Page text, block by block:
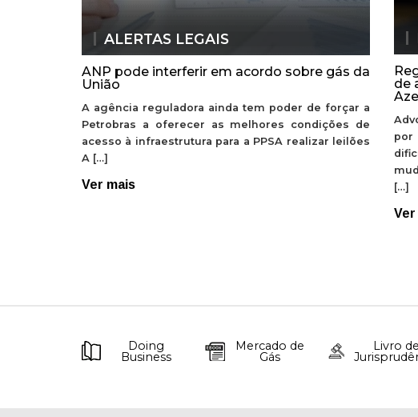
ALERTAS LEGAIS
ANP pode interferir em acordo sobre gás da
União
A agência reguladora ainda tem poder de forçar a
Petrobras a oferecer as melhores condições de
acesso à infraestrutura para a PPSA realizar leilões
A […]
Ver mais
de
[…]
Ver
Doing
Business
Mercado de
Gás
Livro de